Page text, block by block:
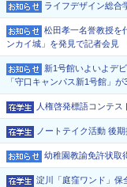
ライフデザイン総合
松田孝一名誉教授を
ンカイ城」を発見で記者会見
新1号館いよいよデ
「守口キャンパス新1号館」
人権啓発標語コンテ
ノートテイク活動 後
幼稚園教諭免許状取
淀川「庭窪ワンド」保